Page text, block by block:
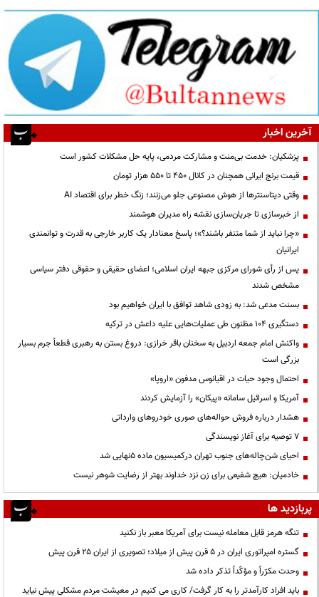
آخرین اخبار
پزشکیان: خدمت بی‌منت و مشارکت مردمی، پایه حل مشکلات کشور است
قیمت‌ برنج ایرانی همچنان در کانال ۴۵۰ تا ۵۵۰ هزار تومان
وقتی دیتاسنترها از هوش مصنوعی جلو می‌زنند؛ زنگ خطر برای اقتصاد AI
از خبرسازی تا جریان‌سازی نقشه راه مدیران هوشمند
«چرا نباید از شما متنفر باشند؟»؛ پاسخ معنادار یک کاربر خارجی به قدرت و توانمندی
ایرانیان
پس از رأی شورای مرکزی جبهه ایران اسلامی؛ اعضای حقیقی و حقوقی دفتر سیاسی
مشخص شدند
بسنت مدعی شد: به زودی شاهد توافق با ایران خواهیم بود
دستگیری ۱۰۴ مظنون طی عملیات‌هایی علیه داعش در ترکیه
واکنش امام جمعه اردبیل به سخنان باقر خرازی: دروغ بستن به رهبری قطعاً جرم بسیار
بزرگی است
احتمال وجود حیات در اقیانوس مدفون «اروپا»
آمریکا و اسرائیل سامانه «پیکان» را آزمایش کردند
هشدار درباره فروش حواله‌های صوری خودروهای وارداتی
۷ توصیه برای آغاز نویسندگی
احیای شن‌چاله‌های جنوب تهران درکمیسیون ماده ۵نهایی شد
خادمیان: هیچ شفیعی برای زن نزد خداوند بهتر از رضایت شوهر نیست
پربازدید ها
تنگه هرمز قابل معامله نیست برای آمریکا معبر باز نکنید
گستره امپراتوری ایران در ۵ قرن پیش از میلاد؛ تصویری از ایران ۲۵ قرن پیش
وحدت مکرّراً و مؤکّداً تذکر داده شد
باید افراد کارآمدتر را به کار گرفت/ کاری می کنیم در معیشت مردم مشکلی پیش نیاید